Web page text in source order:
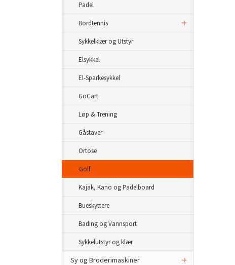
Padel
Bordtennis
Sykkelklær og Utstyr
Elsykkel
El-Sparkesykkel
GoCart
Løp & Trening
Gåstaver
Ortose
Golf
Kajak, Kano og Padelboard
Bueskyttere
Bading og Vannsport
Sykkelutstyr og klær
Sy og Broderimaskiner